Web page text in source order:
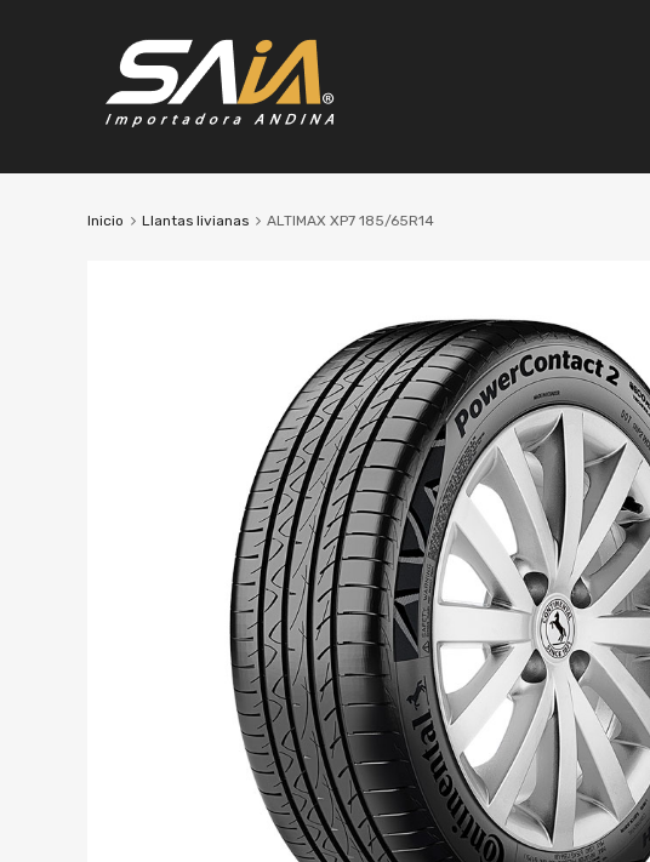
Inicio Llantas livianas ALTIMAX XP7 185/65R14